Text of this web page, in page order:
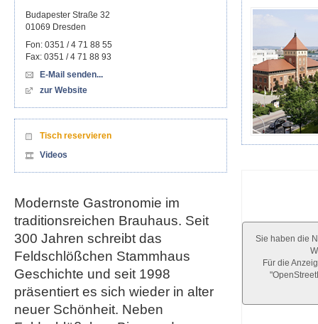
Sie haben die
Für die
Budapester Straße 32
01069 Dresden
Fon: 0351 / 4 71 88 55
Fax: 0351 / 4 71 88 93
E-Mail senden...
zur Website
Tisch reservieren
Videos
Modernste Gastronomie im
traditionsreichen Brauhaus. Seit
300 Jahren schreibt das
Feldschlößchen Stammhaus
Geschichte und seit 1998
präsentiert es sich wieder in alter
neuer Schönheit. Neben